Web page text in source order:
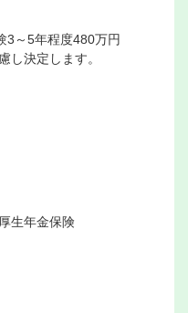
3～5年程度480万円
し決定します。
生年金保険